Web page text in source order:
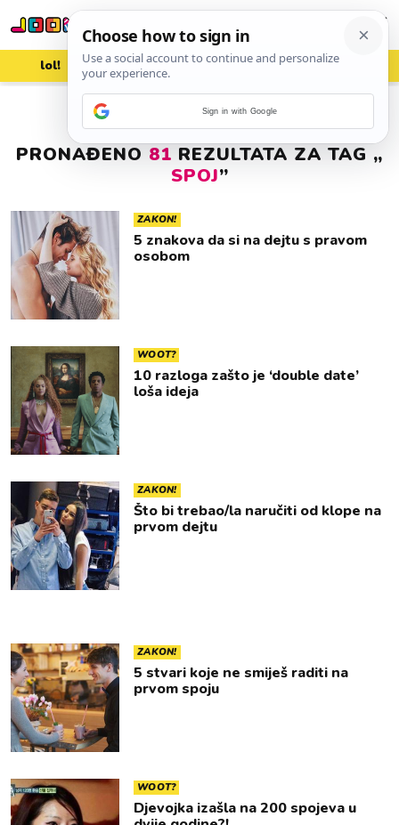
lol! aww vrh! woot?!
PRONAĐENO 81 REZULTATA ZA TAG „
SPOJ”
ZAKON!
5 znakova da si na dejtu s pravom
osobom
WOOT?
10 razloga zašto je ‘double date’
loša ideja
ZAKON!
Što bi trebao/la naručiti od klope na
prvom dejtu
ZAKON!
5 stvari koje ne smiješ raditi na
prvom spoju
WOOT?
Djevojka izašla na 200 spojeva u
Sign in with Google